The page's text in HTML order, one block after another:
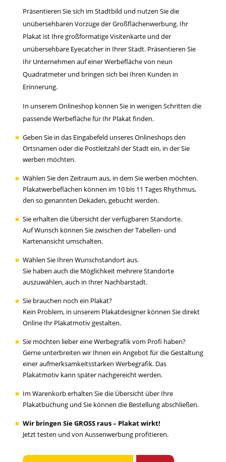
Präsentieren Sie sich im Stadtbild und nutzen Sie die
unübersehbaren Vorzüge der Großflächenwerbung. Ihr
Plakat ist Ihre großformatige Visitenkarte und der
unübersehbare Eyecatcher in Ihrer Stadt. Präsentieren Sie
Ihr Unternehmen auf einer Werbefläche von neun
Quadratmeter und bringen sich bei Ihren Kunden in
Erinnerung.
In unserem Onlineshop können Sie in wenigen Schritten die
passende Werbefläche für Ihr Plakat finden.
Geben Sie in das Eingabefeld unseres Onlineshops den
Ortsnamen oder die Postleitzahl der Stadt ein, in der Sie
werben möchten.
Wählen Sie den Zeitraum aus, in dem Sie werben möchten.
Plakatwerbeflächen können im 10 bis 11 Tages Rhythmus,
den so genannten Dekaden, gebucht werden.
Sie erhalten die Übersicht der verfügbaren Standorte.
Auf Wunsch können Sie zwischen der Tabellen- und
Kartenansicht umschalten.
Wählen Sie Ihren Wunschstandort aus.
Sie haben auch die Möglichkeit mehrere Standorte
auszuwählen, auch in Ihrer Nachbarstadt.
Sie brauchen noch ein Plakat?
Kein Problem, in unserem Plakatdesigner können Sie direkt
Online Ihr Plakatmotiv gestalten.
Sie möchten lieber eine Werbegrafik vom Profi haben?
Gerne unterbreiten wir Ihnen ein Angebot für die Gestaltung
einer aufmerksamkeitsstarken Werbegrafik. Das
Plakatmotiv kann später nachgereicht werden.
Im Warenkorb erhalten Sie die Übersicht über Ihre
Plakatbuchung und Sie können die Bestellung abschließen.
Wir bringen Sie GROSS raus – Plakat wirkt!
Jetzt testen und von Aussenwerbung profitieren.